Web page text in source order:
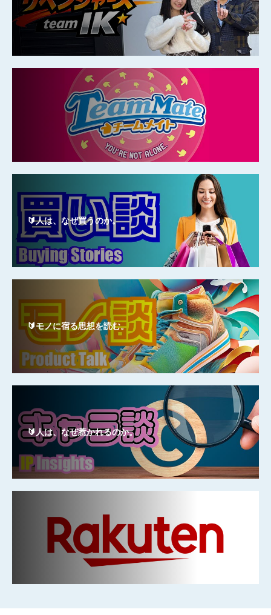
🔰人は、なぜ買うのか。
🔰モノに宿る思想を読む。
🔰人は、なぜ惹かれるのか。